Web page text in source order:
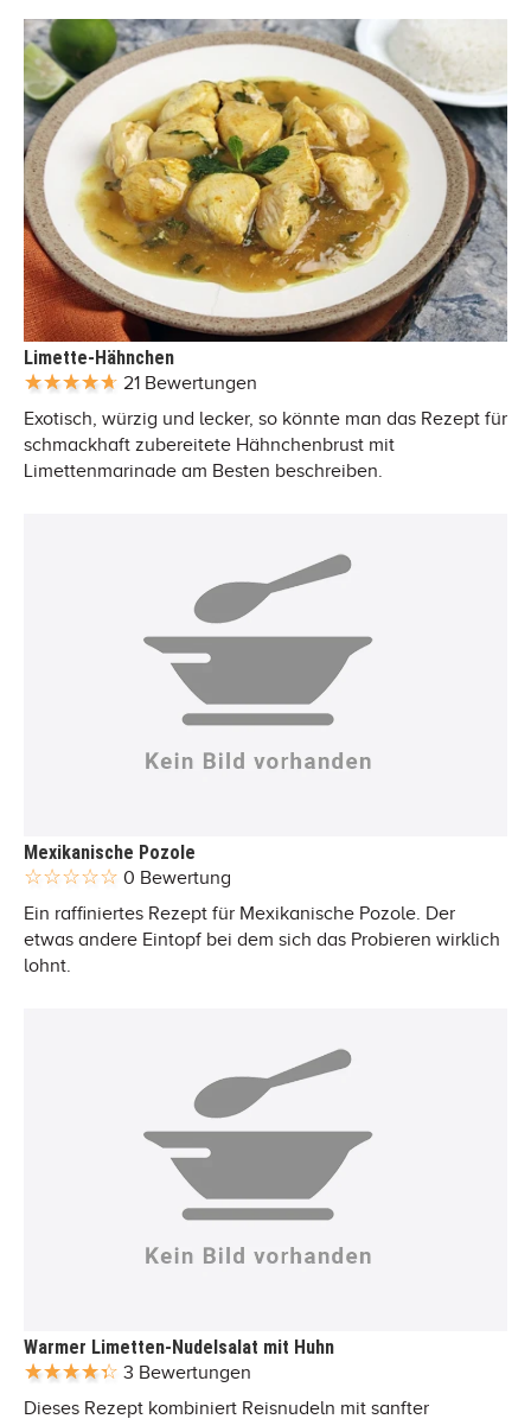
Limette-Hähnchen
21 Bewertungen
Exotisch, würzig und lecker, so könnte man das Rezept für
schmackhaft zubereitete Hähnchenbrust mit
Limettenmarinade am Besten beschreiben.
Mexikanische Pozole
0 Bewertung
Ein raffiniertes Rezept für Mexikanische Pozole. Der
etwas andere Eintopf bei dem sich das Probieren wirklich
lohnt.
Warmer Limetten-Nudelsalat mit Huhn
3 Bewertungen
Dieses Rezept kombiniert Reisnudeln mit sanfter